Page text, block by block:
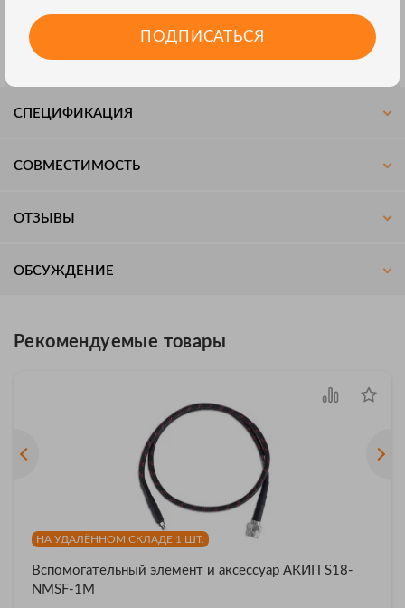
744, FLK-789
Размеры 269 x 141 x 90мм
Масса брутто: 0.22 kg
СПЕЦИФИКАЦИЯ
СОВМЕСТИМОСТЬ
ОТЗЫВЫ
ОБСУЖДЕНИЕ
Рекомендуемые товары
НА УДАЛЁННОМ СКЛАДЕ 1 ШТ.
Вспомогательный элемент и аксессуар АКИП S18-
NMSF-1M
ПОДПИСАТЬСЯ